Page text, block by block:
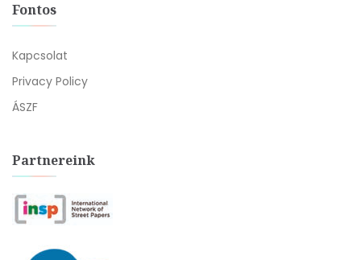
Fontos
Kapcsolat
Privacy Policy
ÁSZF
Partnereink